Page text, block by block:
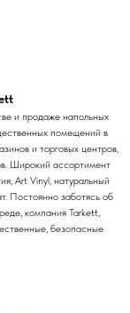
и продаже напольных
помещений в
и торговых центров,
Широкий ассортимент
Art Vinyl, натуральный
Постоянно заботясь об
компания Tarkett,
безопасные